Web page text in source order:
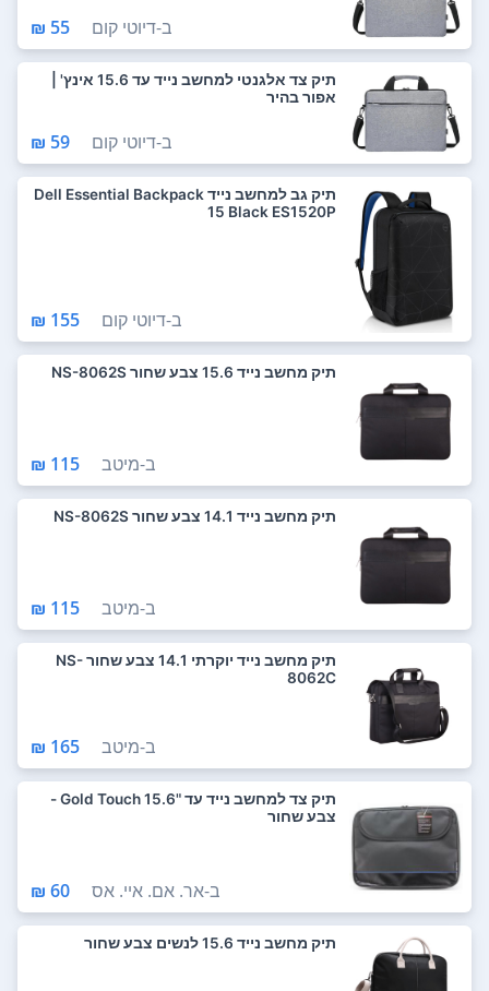
ב-דיוטי קום 55 ₪
תיק צד אלגנטי למחשב נייד עד ‎15.6‎ אינץ' |
אפור בהיר
ב-דיוטי קום 59 ₪
תיק גב למחשב נייד Dell Essential Backpack
15 Black ES1520P
ב-דיוטי קום 155 ₪
תיק מחשב נייד 15.6 צבע שחור NS-8062S
ב-מיטב 115 ₪
תיק מחשב נייד 14.1 צבע שחור NS-8062S
ב-מיטב 115 ₪
תיק מחשב נייד יוקרתי 14.1 צבע שחור NS-
8062C
ב-מיטב 165 ₪
תיק צד למחשב נייד עד "15.6 Gold Touch -
צבע שחור
ב-אר. אם. איי. אס 60 ₪
תיק מחשב נייד 15.6 לנשים צבע שחור